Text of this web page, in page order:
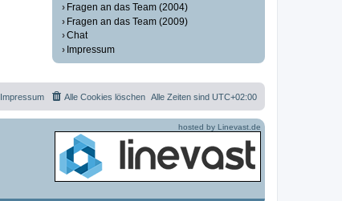
Fragen an das Team (2004)
Fragen an das Team (2009)
Chat
Impressum
Alle Zeiten sind UTC+02:00
Alle Cookies löschen
Impressum
hosted by Linevast.de